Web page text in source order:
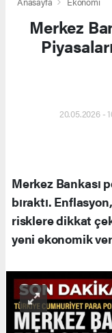
Merkez
20.05.2026 -
Merkez Bankası
bıraktı.
risklere dikkat
yeni ekonomik